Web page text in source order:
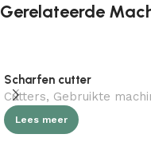
Gerelateerde
Scharfen cutter
Cutters, Gebruikte
Lees meer